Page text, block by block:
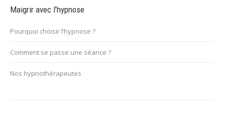
Maigrir avec l’hypnose
Pourquoi choisir l’hypnose ?
Comment se passe une séance ?
Nos hypnothérapeutes